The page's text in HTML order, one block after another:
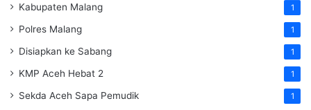
Kabupaten Malang 1
Polres Malang 1
Disiapkan ke Sabang 1
KMP Aceh Hebat 2 1
Sekda Aceh Sapa Pemudik 1